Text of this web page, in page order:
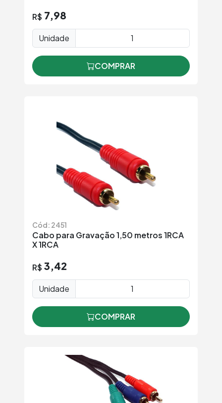
R$ 7,98
Unidade
COMPRAR
Cód: 2451
Cabo para Gravação 1,50 metros 1RCA
X 1RCA
R$ 3,42
Unidade
COMPRAR